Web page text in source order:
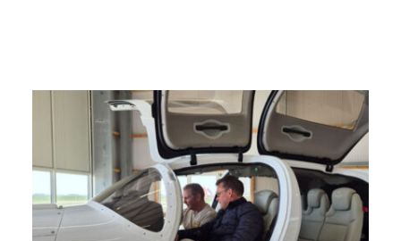
TOEVOEGEN AAN WINKELWAGEN / DETAILS